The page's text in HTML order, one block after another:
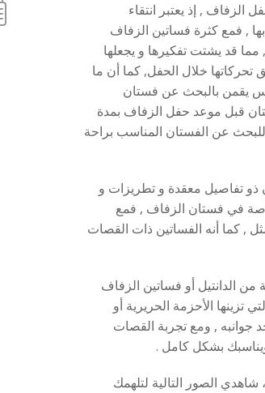
, إذ يعتبر انتقاء
, فمع كثرة فساتين الزفاف
مما قد يشتت تفكيرها و يجعلها
تحركاتها خلال الحفل, كما أن ما
يقمن بالبحث عن فستان
قبل موعد حفل الزفاف بمدة
عن الفستان المناسب براحة
ذو تفاصيل معقدة و تطريزات و
في فستان الزفاف , فمع
, كما أنه الفساتين ذات القصات
الدانتيل أو فساتين الزفاف
تزينها الأحزمة الحريرية أو
جوانبه , ومع تجربة القصات
بشكل كامل .
الصور التالية لتلهمك